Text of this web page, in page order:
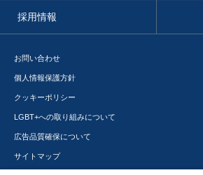
採用情報
お問い合わせ
個人情報保護方針
クッキーポリシー
LGBT+への取り組みについて
広告品質確保について
サイトマップ